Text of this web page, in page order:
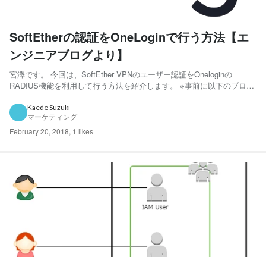
SoftEtherの認証をOneLoginで行う方法【エ
ンジニアブログより】
宮澤です。 今回は、SoftEther VPNのユーザー認証をOneloginの
RADIUS機能を利用して行う方法を紹介します。 ※事前に以下のブログ
http://blog.serverworks.co.jp/tech/2015/11/13/softet...
Kaede Suzuki
マーケティング
February 20, 2018, 1 likes